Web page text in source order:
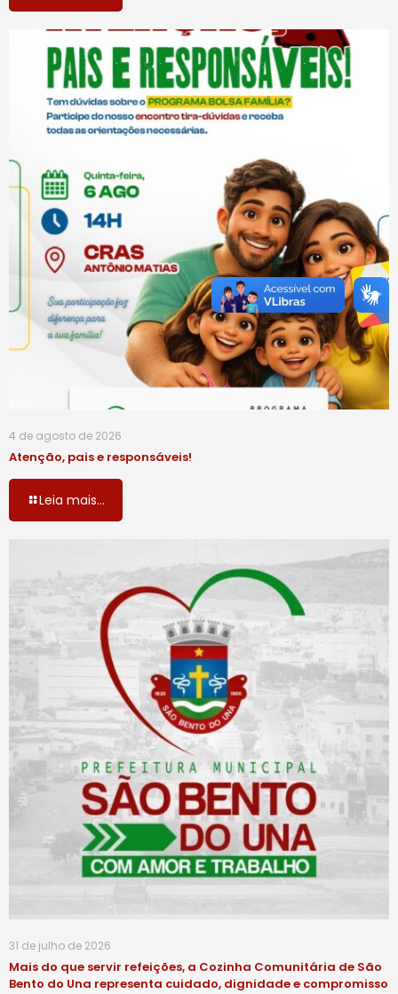
4 de agosto de 2026
Atenção, pais e responsáveis!
Leia mais...
31 de julho de 2026
Mais do que servir refeições, a Cozinha Comunitária de São
Bento do Una representa cuidado, dignidade e compromisso